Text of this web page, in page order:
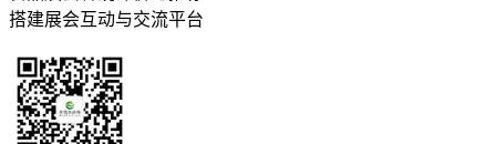
搭建展会互动与交流平台